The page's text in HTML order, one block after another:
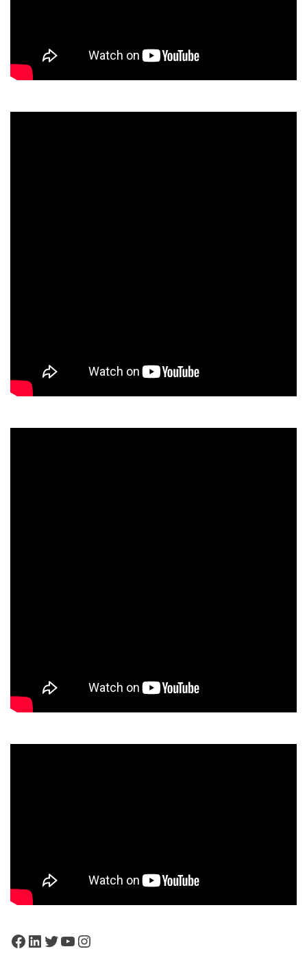
Facebook
LinkedIn
Twitter
YouTube
Instagram